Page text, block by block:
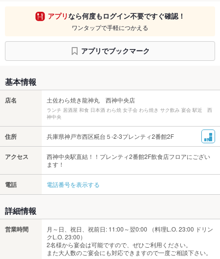
アプリなら何度もログイン不要ですぐ確認！
ワンタップで手軽につかえる
アプリでブックマーク
基本情報
店名 土佐わら焼き龍神丸 西神中央店
ランチ 居酒屋 和食 日本酒 わら焼 女子会 わら焼き サク飲み 宴会 駅近 西
神中央
住所 兵庫県神戸市西区糀台５-2-3プレンティ2番館2F
アクセス
西神中央駅直結！！プレンティ2番館2F飲食店フロアにござい
ます！
電話 電話番号を表示する
詳細情報
営業時間
月～日、祝日、祝前日: 11:00～翌0:00 （料理L.O. 23:00 ドリン
クL.O. 23:00）
2名様から宴会は可能ですので、ぜひご利用ください。
また大人数のご宴会にも対応できますので一度ご相談下さい。